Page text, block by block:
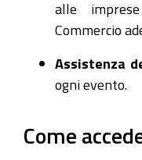
alle
Commercio
Assistenza
ogni evento.
Come